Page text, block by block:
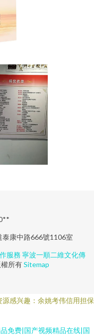
康中路666號1106室
服務 寧波一順二維文化傳
權所有Sitemap
感兴趣：余姚考伟信用担保
免费|国产视频精品在线|国